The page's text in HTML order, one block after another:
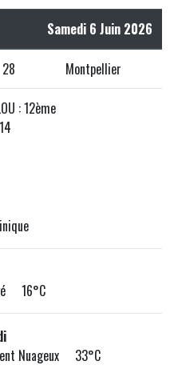
Samedi 6 Juin 2026
28 Montpellier
: 12ème
16°C
Nuageux 33°C